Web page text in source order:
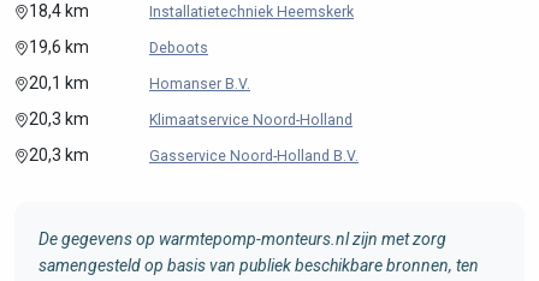
18,4 km Installatietechniek Heemskerk
19,6 km Deboots
20,1 km Homanser B.V.
20,3 km Klimaatservice Noord-Holland
20,3 km Gasservice Noord-Holland B.V.
De gegevens op warmtepomp-monteurs.nl zijn met zorg
samengesteld op basis van publiek beschikbare bronnen, ten